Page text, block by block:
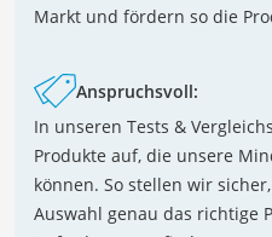
Markt und fördern so die
Anspruchsvoll:
In unseren Tests &
Produkte auf, die unsere
können. So stellen wir
Auswahl genau das richtige